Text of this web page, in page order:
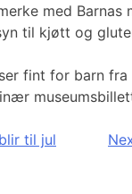
med Barnas
til kjøtt og
fint for barn
til jul